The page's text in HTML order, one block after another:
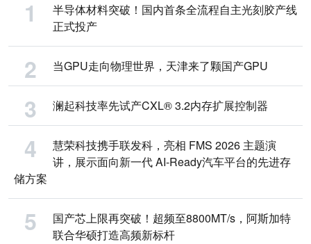
半导体材料突破！国内首条全流程自主光刻胶产线
正式投产
当GPU走向物理世界，天津来了颗国产GPU
澜起科技率先试产CXL® 3.2内存扩展控制器
慧荣科技携手联发科，亮相 FMS 2026 主题演
讲，展示面向新一代 AI-Ready汽车平台的先进存
储方案
国产芯上限再突破！超频至8800MT/s，阿斯加特
联合华硕打造高频新标杆